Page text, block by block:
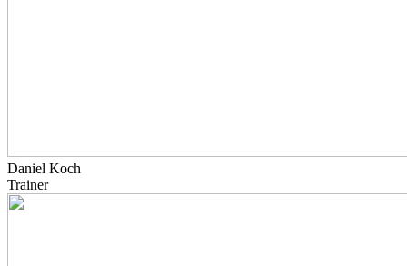
Daniel Koch
Trainer